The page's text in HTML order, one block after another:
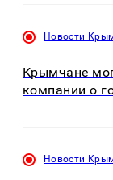
Новости
Крымчане
компании о
Новости